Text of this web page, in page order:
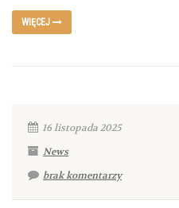
WIĘCEJ
16 listopada 2025
News
brak komentarzy